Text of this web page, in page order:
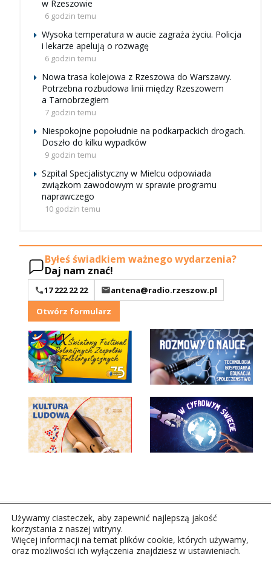
w Rzeszowie
6 godzin temu
Wysoka temperatura w aucie zagraża życiu. Policja
i lekarze apelują o rozwagę
6 godzin temu
Nowa trasa kolejowa z Rzeszowa do Warszawy.
Potrzebna rozbudowa linii między Rzeszowem
a Tarnobrzegiem
7 godzin temu
Niespokojne popołudnie na podkarpackich drogach.
Doszło do kilku wypadków
9 godzin temu
Szpital Specjalistyczny w Mielcu odpowiada
związkom zawodowym w sprawie programu
naprawczego
10 godzin temu
Byłeś świadkiem ważnego wydarzenia?
Daj nam znać!
17 222 22 22
antena@radio.rzeszow.pl
Otwórz formularz
Copyright © 2026Polskie Radio Rzeszów S.A. w likwidacj.
Używamy ciasteczek, aby zapewnić najlepszą jakość
korzystania z naszej witryny.
Więcej informacji na temat plików cookie, których używamy,
oraz możliwości ich wyłączenia znajdziesz w ustawieniach.